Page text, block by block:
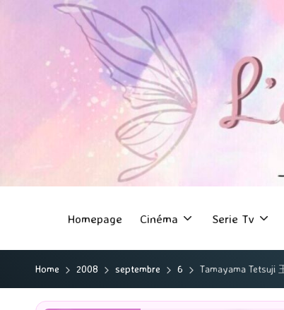
Homepage Cinéma Serie Tv
Home 2008 septembre 6 Tamayama Tetsuji